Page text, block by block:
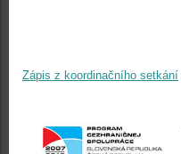
Zápis z koordinačního setkání